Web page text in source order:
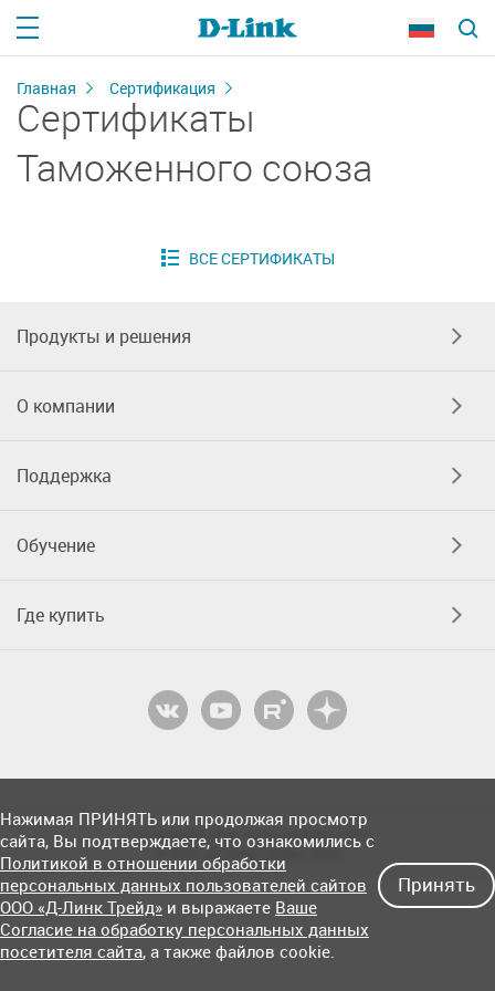
Главная Сертификация
Сертификаты
Таможенного союза
Продукты и решения
О компании
Поддержка
Обучение
Где купить
Соглашение об использовании сайта
© OOO «Д-Линк Трейд» 2026
Нажимая ПРИНЯТЬ или продолжая просмотр
сайта, Вы подтверждаете, что ознакомились с
Политикой в отношении обработки
персональных данных пользователей сайтов
ООО «Д-Линк Трейд» и выражаете Ваше
Согласие на обработку персональных данных
посетителя сайта, а также файлов cookie.
Принять